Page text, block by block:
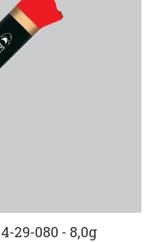
29-080 - 8,0g